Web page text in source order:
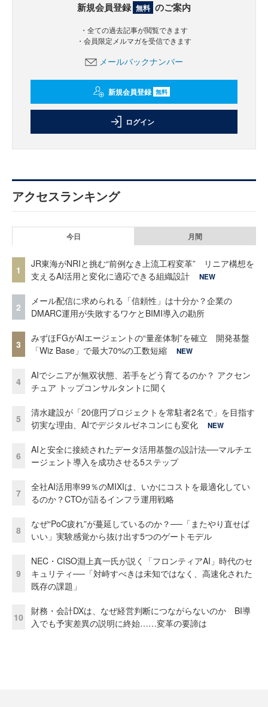
新規会員登録 無料 のご案内
・全ての過去記事が閲覧できます
・会員限定メルマガを受信できます
メールバックナンバー
新規会員登録 無料
ログイン
アクセスランキング
今日 月間
1
JR東海がNRIと挑む“前例なき上流工程変革” リニア構想を
支えるAI活用と変化に適応できる組織設計
NEW
2
メール配信に求められる「信頼性」は十分か？企業の
DMARC運用が失敗するワケとBIMI導入の勘所
3
みずほFGがAIエージェントの“量産体制”を確立 開発基盤
「Wiz Base」で最大70%の工数短縮
NEW
4
AIでシニアが無双状態、若手をどう育てるのか？ アクセン
チュア トップコンサルタントに聞く
5
清水建設が「20億円プロジェクトを常駐者2名で」を目指す
切実な理由、AIでデジタルゼネコンにも変化
NEW
6
AIと安全に接続されたデータ活用基盤の設計法──マルチエ
ージェント導入を成功させる5ステップ
7
全社AI活用率99％のMIXIは、いかにコストを最適化してい
るのか？CTOが語るインフラ運用戦略
8
なぜ“PoC疲れ”が蔓延しているのか？──「またやり直せば
いい」実験感覚から抜け出す5つのゲートモデル
9
NEC・CISO淵上真一氏が説く「フロンティアAI」時代のセ
キュリティ──「対峙すべきは未知ではなく、高速化された
既存の課題」
10
財務・会計DXは、なぜ経営判断につながらないのか BI導
入でも予実差異の説明に終始……変革の要諦は